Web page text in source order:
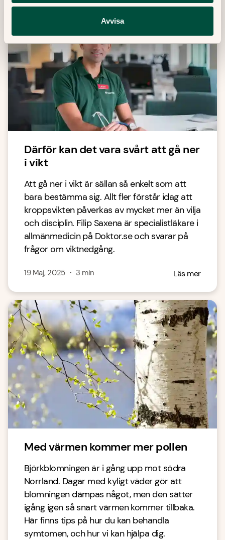
Avvisa
Därför kan det vara svårt att gå ner
i vikt
Att gå ner i vikt är sällan så enkelt som att
bara bestämma sig. Allt fler förstår idag att
kroppsvikten påverkas av mycket mer än vilja
och disciplin. Filip Saxena är specialistläkare i
allmänmedicin på Doktor.se och svarar på
frågor om viktnedgång.
19 Maj, 2025・ 3 min Läs mer
Med värmen kommer mer pollen
Björkblomningen är i gång upp mot södra
Norrland. Dagar med kyligt väder gör att
blomningen dämpas något, men den sätter
igång igen så snart värmen kommer tillbaka.
Här finns tips på hur du kan behandla
symtomen, och hur vi kan hjälpa dig.